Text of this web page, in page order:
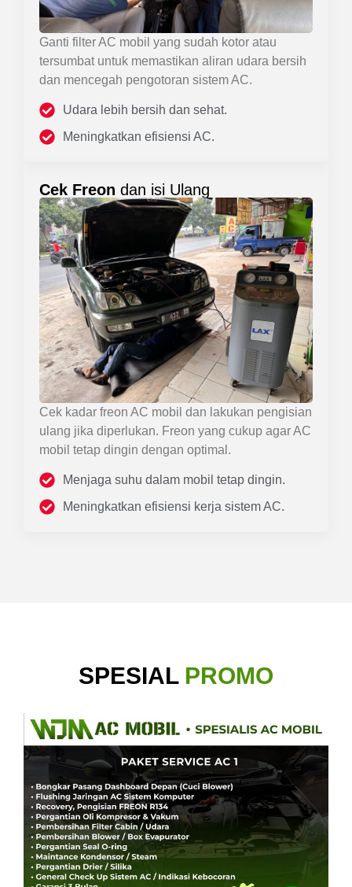
Ganti filter AC mobil yang sudah kotor atau
tersumbat untuk memastikan aliran udara bersih
dan mencegah pengotoran sistem AC.
Udara lebih bersih dan sehat.
Meningkatkan efisiensi AC.
Cek Freon dan isi Ulang
Cek kadar freon AC mobil dan lakukan pengisian
ulang jika diperlukan. Freon yang cukup agar AC
mobil tetap dingin dengan optimal.
Menjaga suhu dalam mobil tetap dingin.
Meningkatkan efisiensi kerja sistem AC.
SPESIAL PROMO